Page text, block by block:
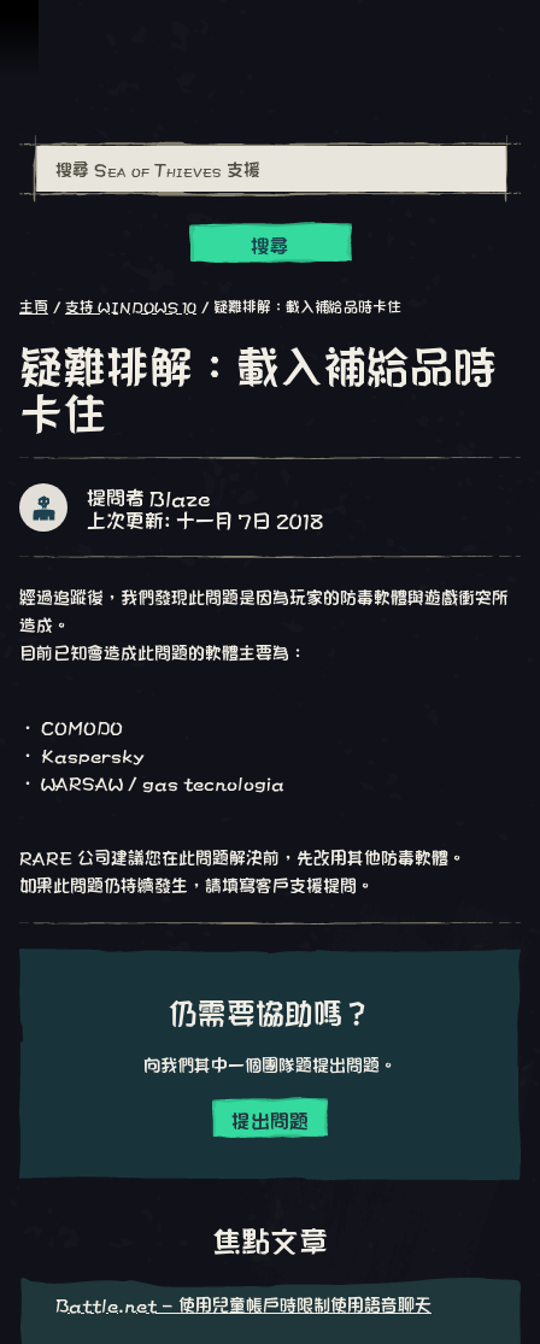
搜尋
主頁 支持 WINDOWS 10 疑難排解：載入補給品時卡住
疑難排解：載入補給品時
卡住
提問者 Blaze
上次更新: 十一月 7日 2018
經過追蹤後，我們發現此問題是因為玩家的防毒軟體與遊戲衝突所
造成。
目前已知會造成此問題的軟體主要為：
• COMODO
• Kaspersky
• WARSAW / gas tecnologia
RARE 公司建議您在此問題解決前，先改用其他防毒軟體。
如果此問題仍持續發生，請填寫客戶支援提問。
仍需要協助嗎？
向我們其中一個團隊題提出問題。
提出問題
焦點文章
Battle.net - 使用兒童帳戶時限制使用語音聊天